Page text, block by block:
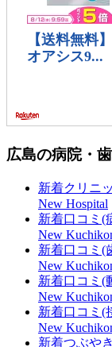
広島の病院・
新着クリニ
New Hospital
新着口コミ(
New
新着口コミ(
New
新着口コミ(
New
新着口コミ(
New
新着つぶや